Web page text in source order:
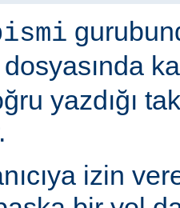
dosyasında
yazdığı
izin